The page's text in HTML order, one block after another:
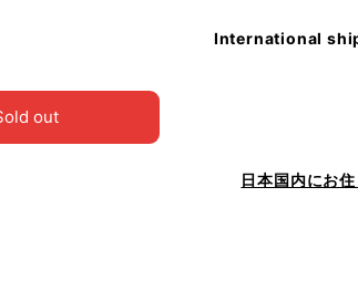
International
out
日本国内にお